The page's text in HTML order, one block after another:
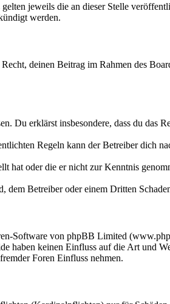
jeweils die an dieser Stelle
werden.
deinen Beitrag im Rahmen des
Du erklärst insbesondere, dass du das
Regeln kann der Betreiber dich
hat oder die er nicht zur Kenntnis
dem Betreiber oder einem Dritten
Software von phpBB Limited
haben keinen Einfluss auf die Art und
Foren Einfluss nehmen.